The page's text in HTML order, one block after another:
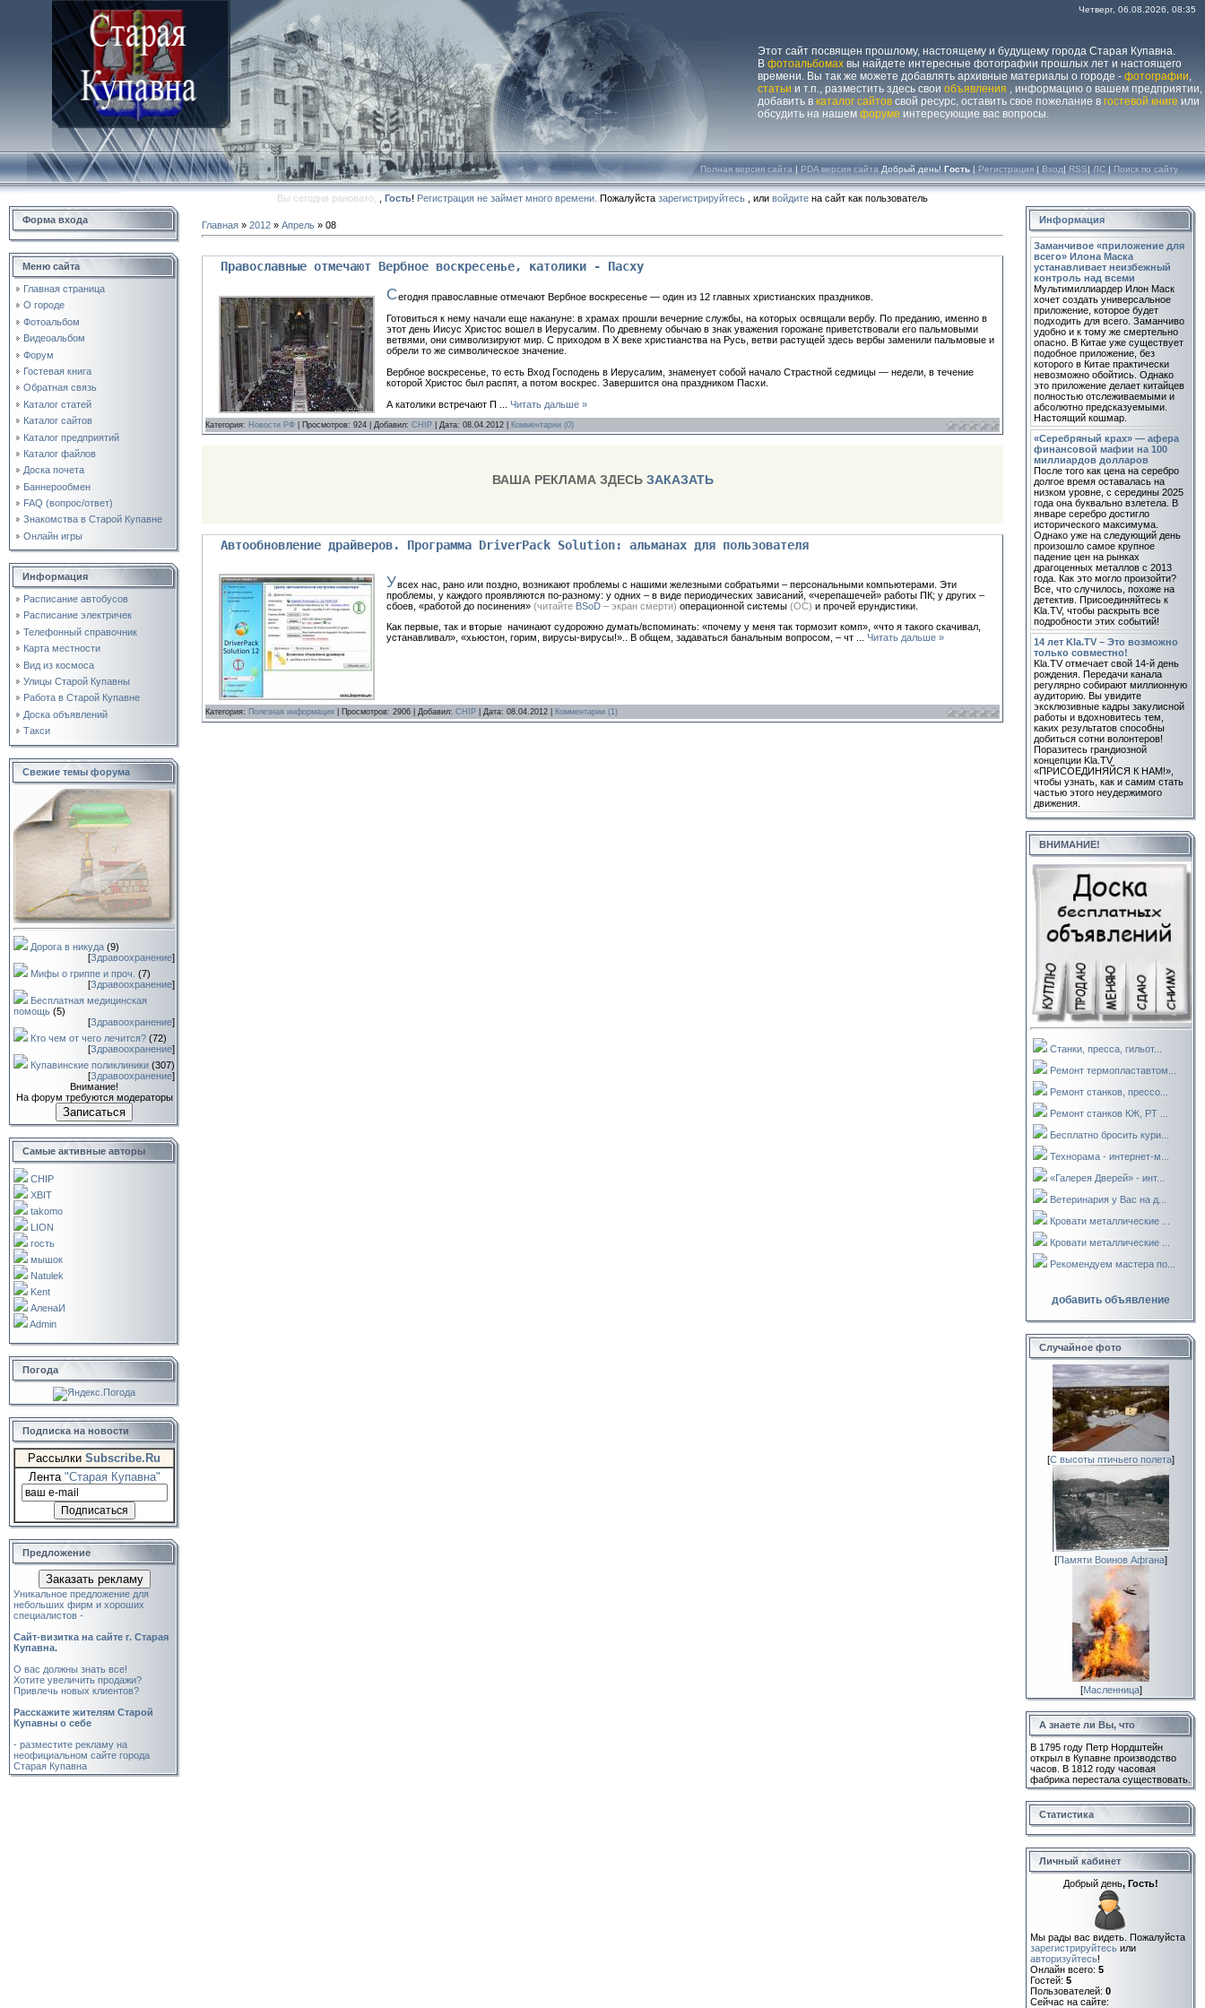
Этот сайт посвящен прошлому, настоящему и будущему города Старая Купавна.
В фотоальбомах вы найдете интересные фотографии прошлых лет и настоящего
времени. Вы так же можете добавлять архивные материалы о городе - фотографии,
статьи и т.п., разместить здесь свои объявления , информацию о вашем предприятии,
добавить в каталог сайтов свой ресурс, оставить свое пожелание в гостевой книге или
обсудить на нашем форуме интересующие вас вопросы.
Четверг, 06.08.2026, 08:35
Полная версия сайта | PDA версия сайта Добрый день! Гость | Регистрация | Вход| RSS| ЛС | Поиск по сайту
Вы сегодня рановато, Гость! Регистрация не займет много времени. Пожалуйста зарегистрируйтесь , или войдите на сайт как пользователь
Форма входа
Меню сайта
Главная страница
О городе
Фотоальбом
Видеоальбом
Форум
Гостевая книга
Обратная связь
Каталог статей
Каталог сайтов
Каталог предприятий
Каталог файлов
Доска почета
Баннерообмен
FAQ (вопрос/ответ)
Знакомства в Старой Купавне
Онлайн игры
Информация
Расписание автобусов
Расписание электричек
Телефонный справочник
Карта местности
Вид из космоса
Улицы Старой Купавны
Работа в Старой Купавне
Доска объявлений
Такси
Свежие темы форума
Дорога в никуда (9)
[Здравоохранение]
Мифы о гриппе и проч. (7)
[Здравоохранение]
Бесплатная медицинская
помощь (5)
[Здравоохранение]
Кто чем от чего лечится? (72)
[Здравоохранение]
Купавинские поликлиники (307)
[Здравоохранение]
Внимание!
На форум требуются модераторы
Записаться
Самые активные авторы
CHIP
XBIT
takomo
LION
гость
мышок
Natulek
Kent
АленаИ
Admin
Погода
Подписка на новости
Рассылки Subscribe.Ru
Лента "Старая Купавна"
Предложение
Заказать рекламу
Уникальное предложение для
небольших фирм и хороших
специалистов -
Cайт-визитка на сайте г. Старая
Купавна.
О вас должны знать все!
Хотите увеличить продажи?
Привлечь новых клиентов?
Расскажите жителям Старой
Купавны о себе
- разместите рекламу на
неофициальном сайте города
Старая Купавна
Главная » 2012 » Апрель » 08
Православные отмечают Вербное воскресенье, католики - Пасху
Сегодня православные отмечают Вербное воскресенье — один из 12 главных христианских праздников.
Готовиться к нему начали еще накануне: в храмах прошли вечерние службы, на которых освящали вербу. По преданию, именно в
этот день Иисус Христос вошел в Иерусалим. По древнему обычаю в знак уважения горожане приветствовали его пальмовыми
ветвями, они символизируют мир. С приходом в X веке христианства на Русь, ветви растущей здесь вербы заменили пальмовые и
обрели то же символическое значение.
Вербное воскресенье, то есть Вход Господень в Иерусалим, знаменует собой начало Страстной седмицы — недели, в течение
которой Христос был распят, а потом воскрес. Завершится она праздником Пасхи.
А католики встречают П
Читать дальше »
Категория: Новости РФ | Просмотров: 924 | Добавил: CHIP | Дата: 08.04.2012 Комментарии (0)
ВАША РЕКЛАМА ЗДЕСЬ ЗАКАЗАТЬ
Автообновление драйверов. Программа DriverPack Solution: альманах для пользователя
Увсех нас, рано или поздно, возникают проблемы с нашими железными собратьями – персональными компьютерами. Эти
проблемы, у каждого проявляются по-разному: у одних – в виде периодических зависаний, «черепашечей» работы ПК; у других –
сбоев, «работой до посинения» (читайте BSoD – экран смерти) операционной системы (ОС) и прочей ерундистики.
Как первые, так и вторые начинают судорожно думать/вспоминать: «почему у меня так тормозит комп», «что я такого скачивал,
устанавливал», «хьюстон, горим, вирусы-вирусы!».. В общем, задаваться банальным вопросом, – чт
Читать дальше »
Категория: Полезная информация | Просмотров: 2906 | Добавил: CHIP | Дата: 08.04.2012 Комментарии (1)
Информация
Заманчивое «приложение для
всего» Илона Маска
устанавливает неизбежный
контроль над всеми
Мультимиллиардер Илон Маск
хочет создать универсальное
приложение, которое будет
подходить для всего. Заманчиво
удобно и к тому же смертельно
опасно. В Китае уже существует
подобное приложение, без
которого в Китае практически
невозможно обойтись. Однако
это приложение делает китайцев
полностью отслеживаемыми и
абсолютно предсказуемыми.
Настоящий кошмар.
«Серебряный крах» — афера
финансовой мафии на 100
миллиардов долларов
После того как цена на серебро
долгое время оставалась на
низком уровне, с середины 2025
года она буквально взлетела. В
январе серебро достигло
исторического максимума.
Однако уже на следующий день
произошло самое крупное
падение цен на рынках
драгоценных металлов с 2013
года. Как это могло произойти?
Все, что случилось, похоже на
детектив. Присоединяйтесь к
Kla.TV, чтобы раскрыть все
подробности этих событий!
14 лет Kla.TV – Это возможно
только совместно!
Kla.TV отмечает свой 14-й день
рождения. Передачи канала
регулярно собирают миллионную
аудиторию. Вы увидите
эксклюзивные кадры закулисной
работы и вдохновитесь тем,
каких результатов способны
добиться сотни волонтеров!
Поразитесь грандиозной
концепции Kla.TV
«ПРИСОЕДИНЯЙСЯ К НАМ!»,
чтобы узнать, как и самим стать
частью этого неудержимого
движения.
ВНИМАНИЕ!
Станки, пресса, гильот...
Ремонт термопластавтом...
Ремонт станков, прессо...
Ремонт станков КЖ, РТ ...
Бесплатно бросить кури...
Технорама - интернет-м...
«Галерея Дверей» - инт...
Ветеринария у Вас на д...
Кровати металлические ...
Кровати металлические ...
Рекомендуем мастера по...
добавить объявление
Случайное фото
[С высоты птичьего полета]
[Памяти Воинов Афгана]
[Масленница]
А знаете ли Вы, что
В 1795 году Петр Нордштейн
открыл в Купавне производство
часов. В 1812 году часовая
фабрика перестала существовать.
Статистика
Личный кабинет
Добрый день, Гость!
Мы рады вас видеть. Пожалуйста
зарегистрируйтесь или
авторизуйтесь!
Онлайн всего: 5
Гостей: 5
Пользователей: 0
Сейчас на сайте: